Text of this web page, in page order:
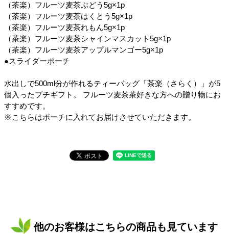
（茶楽）フルーツ麦茶ぶどう5g×1p
（茶楽）フルーツ麦茶はくとう5g×1p
（茶楽）フルーツ麦茶れもん5g×1p
（茶楽）フルーツ麦茶シャインマスカット5g×1p
（茶楽）フルーツ麦茶アップルマンゴー5g×1p
●スライダーポーチ
水出しで500ml分が作れるティーバッグ「茶楽（さらく）」が5
個入ったプチギフト。 フルーツ麦茶茶好きな方への贈り物にお
すすめです。
※こちらはポーチに入れてお届けさせていただきます。
他のお客様はこちらの商品も見ています